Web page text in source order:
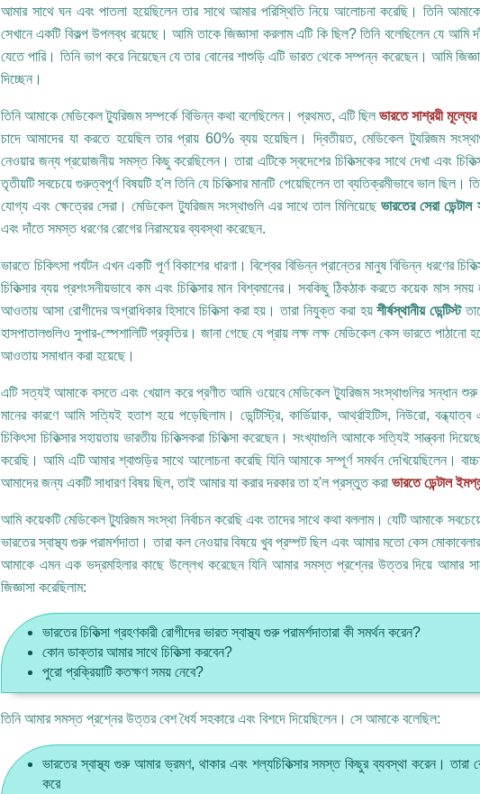
আমার সাথে ঘন এবং পাতলা হয়েছিলেন তার সাথে আমার পরিস্থিতি নিয়ে আলোচনা করেছি। তিনি
সেখানে একটি বিকল্প উপলব্ধ রয়েছে। আমি তাকে জিজ্ঞাসা করলাম এটি কি ছিল? তিনি বলেছিলেন যে আমি
যেতে পারি। তিনি ভাগ করে নিয়েছেন যে তার বোনের শাশুড়ি এটি ভারত থেকে সম্পন্ন করেছেন। আমি
দিচ্ছেন।
তিনি আমাকে মেডিকেল ট্যুরিজম সম্পর্কে বিভিন্ন কথা বলেছিলেন। প্রথমত, এটি ছিলভারতে সাশ্রয়ী মূল্যের
চাদে আমাদের যা করতে হয়েছিল তার প্রায় 60% ব্যয় হয়েছিল। দ্বিতীয়ত, মেডিকেল ট্যুরিজম
নেওয়ার জন্য প্রয়োজনীয় সমস্ত কিছু করেছিলেন। তারা এটিকে স্বদেশের চিকিত্সকের সাথে দেখা এবং
তৃতীয়টি সবচেয়ে গুরুত্বপূর্ণ বিষয়টি হ'ল তিনি যে চিকিত্সার মানটি পেয়েছিলেন তা ব্যতিক্রমীভাবে ভাল ছিল।
যোগ্য এবং ক্ষেত্রের সেরা। মেডিকেল ট্যুরিজম সংস্থাগুলি এর সাথে তাল মিলিয়েছেভারতের সেরা ডেন্টাল
এবং দাঁতে সমস্ত ধরণের রোগের নিরাময়ের ব্যবস্থা করেছেন.
ভারতে চিকিৎসা পর্যটন এখন একটি পূর্ণ বিকাশের ধারণা। বিশ্বের বিভিন্ন প্রান্তের মানুষ বিভিন্ন ধরণের
চিকিত্সার ব্যয় প্রশংসনীয়ভাবে কম এবং চিকিত্সার মান বিশ্বমানের। সবকিছু ঠিকঠাক করতে কয়েক মাস সময়
আওতায় আসা রোগীদের অগ্রাধিকার হিসাবে চিকিত্সা করা হয়। তারা নিযুক্ত করা হয়শীর্ষস্থানীয় ডেন্টিস্ট
হাসপাতালগুলিও সুপার-স্পেশালিটি প্রকৃতির। জানা গেছে যে প্রায় লক্ষ লক্ষ মেডিকেল কেস ভারতে পাঠানো
আওতায় সমাধান করা হয়েছে।
এটি সত্যই আমাকে বসতে এবং খেয়াল করে প্রণীত আমি ওয়েবে মেডিকেল ট্যুরিজম সংস্থাগুলির সন্ধান
মানের কারণে আমি সত্যিই হতাশ হয়ে পড়েছিলাম। ডেন্টিস্ট্রি, কার্ডিয়াক, আর্থ্রাইটিস, নিউরো,
চিকিৎসা চিকিত্সার সহায়তায় ভারতীয় চিকিত্সকরা চিকিত্সা করেছেন। সংখ্যাগুলি আমাকে সত্যিই সান্ত্বনা
করেছি। আমি এটি আমার শ্বাশুড়ির সাথে আলোচনা করেছি যিনি আমাকে সম্পূর্ণ সমর্থন দেখিয়েছিলেন।
আমাদের জন্য একটি সাধারণ বিষয় ছিল, তাই আমার যা করার দরকার তা হ'ল প্রস্তুত করা ভারতে ডেন্টাল
আমি কয়েকটি মেডিকেল ট্যুরিজম সংস্থা নির্বাচন করেছি এবং তাদের সাথে কথা বললাম। যেটি আমাকে
ভারতের স্বাস্থ্য গুরু পরামর্শদাতা। তারা কল নেওয়ার বিষয়ে খুব প্রম্পট ছিল এবং আমার মতো কেস
আমাকে এমন এক ভদ্রমহিলার কাছে উল্লেখ করেছেন যিনি আমার সমস্ত প্রশ্নের উত্তর দিয়ে আমার
জিজ্ঞাসা করেছিলাম:
ভারতের চিকিত্সা গ্রহণকারী রোগীদের ভারত স্বাস্থ্য গুরু পরামর্শদাতারা কী সমর্থন করেন?
কোন ডাক্তার আমার সাথে চিকিত্সা করবেন?
পুরো প্রক্রিয়াটি কতক্ষণ সময় নেবে?
তিনি আমার সমস্ত প্রশ্নের উত্তর বেশ ধৈর্য সহকারে এবং বিশদে দিয়েছিলেন। সে আমাকে বলেছিল:
ভারতের স্বাস্থ্য গুরু আমার ভ্রমণ, থাকার এবং শল্যচিকিত্সার সমস্ত কিছুর ব্যবস্থা করেন। তারা
করে